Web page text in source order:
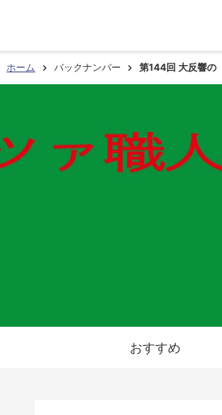
ホーム バックナンバー 第144回 大反響の
おすすめ